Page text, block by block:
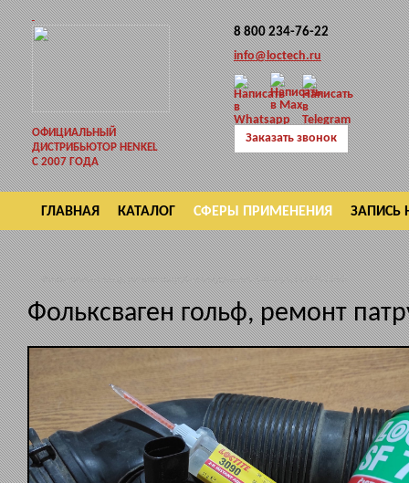
ОФИЦИАЛЬНЫЙ
ДИСТРИБЬЮТОР HENKEL
С 2007 ГОДА
8 800 234-76-22
info@loctech.ru
Заказать звонок
ГЛАВНАЯ КАТАЛОГ СФЕРЫ ПРИМЕНЕНИЯ ЗАПИСЬ
ВОЗВРАТ
Фольксваген гольф, ремонт патрубка воздушного фильтра, Loctite 3090
Фольксваген гольф, ремонт